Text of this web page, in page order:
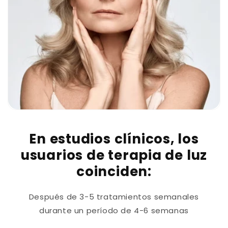
En estudios clínicos, los
usuarios de terapia de luz
coinciden:
Después de 3-5 tratamientos semanales
durante un período de 4-6 semanas